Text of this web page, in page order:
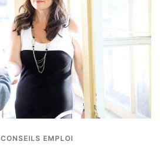
CONSEILS EMPLOI